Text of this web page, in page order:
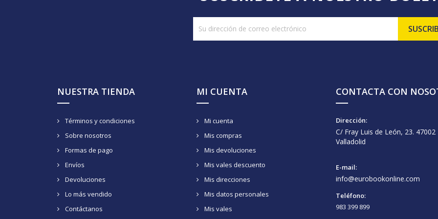
NUESTRA TIENDA
Términos y condiciones
Sobre nosotros
Formas de pago
Envíos
Devoluciones
Lo más vendido
Contáctanos
MI CUENTA
Mi cuenta
Mis compras
Mis devoluciones
Mis vales descuento
Mis direcciones
Mis datos personales
Mis vales
CONTACTA CON
Dirección:
C/ Fray Luis de León, 23. 47002
Valladolid
E-mail:
info@eurobookonline.com
Teléfono:
983 399 899